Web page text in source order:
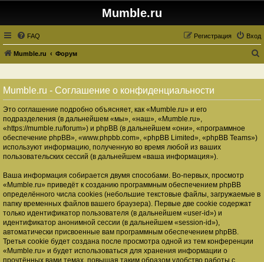
Mumble.ru
FAQ Вход
Регистрация
Mumble.ru Форум
и
Mumble.ru - Соглашение о конфиденциальности
Это соглашение подробно объясняет, как «Mumble.ru» и его
подразделения (в дальнейшем «мы», «наш», «Mumble.ru»,
«https://mumble.ru/forum») и phpBB (в дальнейшем «они», «программное
обеспечение phpBB», «www.phpbb.com», «phpBB Limited», «phpBB Teams»)
используют информацию, полученную во время любой из ваших
пользовательских сессий (в дальнейшем «ваша информация»).
Ваша информация собирается двумя способами. Во-первых, просмотр
«Mumble.ru» приведёт к созданию программным обеспечением phpBB
определённого числа cookies (небольшие текстовые файлы, загружаемые в
папку временных файлов вашего браузера). Первые две cookie содержат
только идентификатор пользователя (в дальнейшем «user-id») и
идентификатор анонимной сессии (в дальнейшем «session-id»),
автоматически присвоенные вам программным обеспечением phpBB.
Третья cookie будет создана после просмотра одной из тем конференции
«Mumble.ru» и будет использоваться для хранения информации о
прочтённых вами темах, повышая таким образом удобство работы с